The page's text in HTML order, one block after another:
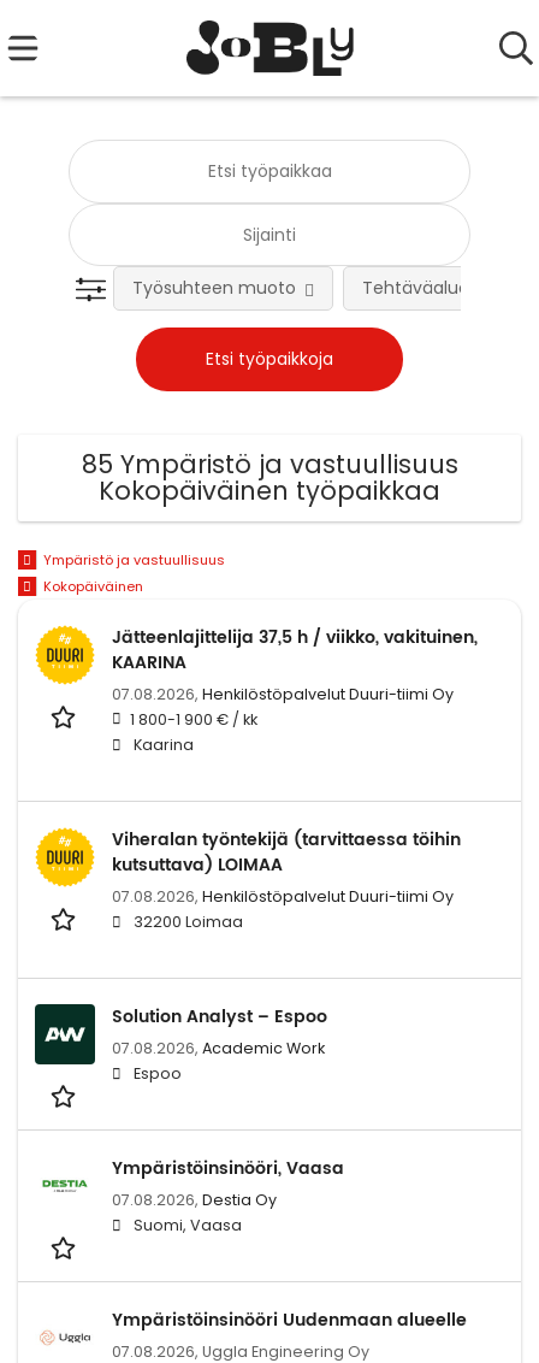
Työsuhteen muoto Tehtäväalue
85 Ympäristö ja vastuullisuus
Kokopäiväinen työpaikkaa
Ympäristö ja vastuullisuus
Kokopäiväinen
Jätteenlajittelija 37,5 h / viikko, vakituinen,
KAARINA
07.08.2026, Henkilöstöpalvelut Duuri-tiimi Oy
1 800-1 900 € / kk
Kaarina
Viheralan työntekijä (tarvittaessa töihin
kutsuttava) LOIMAA
07.08.2026, Henkilöstöpalvelut Duuri-tiimi Oy
32200 Loimaa
Solution Analyst – Espoo
07.08.2026, Academic Work
Espoo
Ympäristöinsinööri, Vaasa
07.08.2026, Destia Oy
Suomi, Vaasa
Ympäristöinsinööri Uudenmaan alueelle
07.08.2026, Uggla Engineering Oy